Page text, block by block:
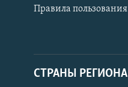
Правила пользования
СТРАНЫ РЕГИОНА